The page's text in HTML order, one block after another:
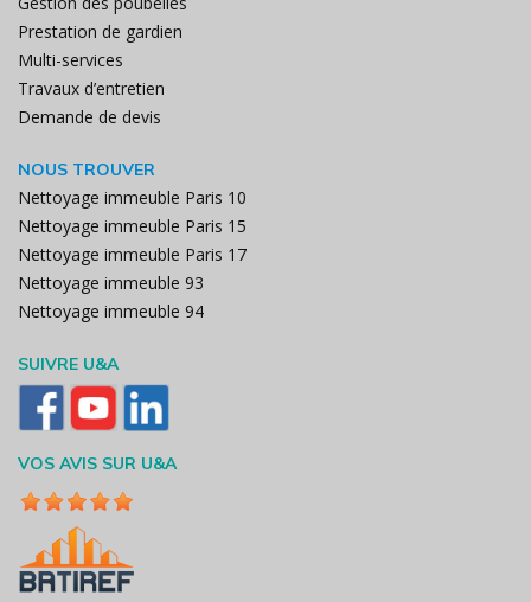
Prestation de gardien
Multi-services
Travaux d’entretien
Demande de devis
NOUS TROUVER
Nettoyage immeuble Paris 10
Nettoyage immeuble Paris 15
Nettoyage immeuble Paris 17
Nettoyage immeuble 93
Nettoyage immeuble 94
SUIVRE U&A
VOS AVIS SUR U&A